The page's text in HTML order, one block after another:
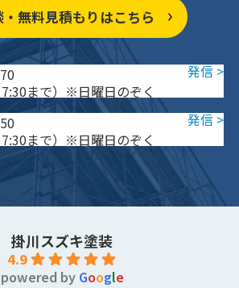
・無料見積もりはこちら
まで）※日曜日のぞく
まで）※日曜日のぞく
掛川スズキ塗装
4.9
powered by Google